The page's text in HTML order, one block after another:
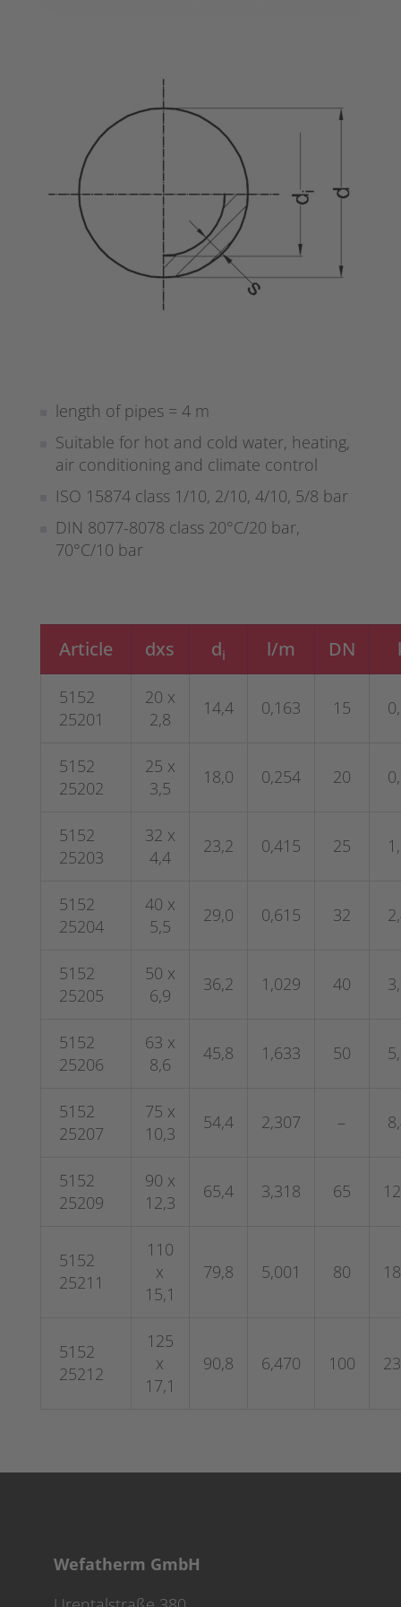
length of pipes = 4 m
Suitable for hot and cold water, heating,
air conditioning and climate control
ISO 15874 class 1/10, 2/10, 4/10, 5/8 bar
DIN 8077-8078 class 20°C/20 bar,
70°C/10 bar
Article dxs di l/m DN
5152
25201
20 x
2,8
14,4 0,163 15
5152
25202
25 x
3,5
18,0 0,254 20
5152
25203
32 x
4,4
23,2 0,415 25
5152
25204
40 x
5,5
29,0 0,615 32
5152
25205
50 x
6,9
36,2 1,029 40
5152
25206
63 x
8,6
45,8 1,633 50
5152
25207
75 x
10,3
54,4 2,307 –
5152
25209
90 x
12,3
65,4 3,318 65
5152
25211
110
x
15,1
79,8 5,001 80
5152
25212
125
x
17,1
90,8 6,470 100
Wefatherm GmbH